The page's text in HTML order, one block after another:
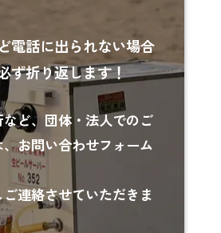
電話に出られない場合
ず折り返します！
ど、 団体・法人でのご
お問い合わせフォーム
連絡させていただきま